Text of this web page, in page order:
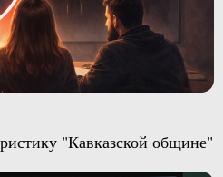
"Кавказской общине"